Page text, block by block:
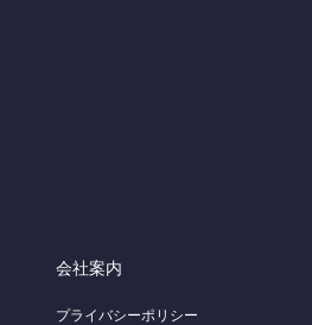
会社案内
プライバシーポリシー